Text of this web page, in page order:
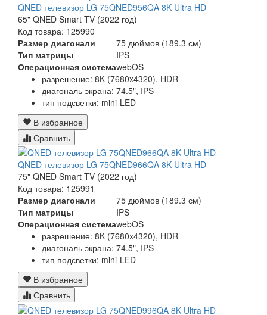
QNED телевизор LG 75QNED956QA 8K Ultra HD
65" QNED Smart TV (2022 год)
Код товара: 125990
Размер диагонали
75 дюймов (189.3 см)
Тип матрицы
IPS
Операционная системаwebOS
разрешение: 8K (7680x4320), HDR
диагональ экрана: 74.5", IPS
тип подсветки: mini-LED
В избранное
Сравнить
QNED телевизор LG 75QNED966QA 8K Ultra HD
75" QNED Smart TV (2022 год)
Код товара: 125991
Размер диагонали
75 дюймов (189.3 см)
Тип матрицы
IPS
Операционная системаwebOS
разрешение: 8K (7680x4320), HDR
диагональ экрана: 74.5", IPS
тип подсветки: mini-LED
В избранное
Сравнить